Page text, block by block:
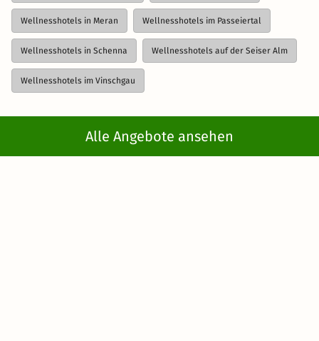
Alle Angebote ansehen
Wellnesshotels in Meran Wellnesshotels im Passeiertal
Wellnesshotels in Schenna Wellnesshotels auf der Seiser Alm
Wellnesshotels im Vinschgau
Wellnesshotels in Südtirol> Wellnesshotels
in Bozen